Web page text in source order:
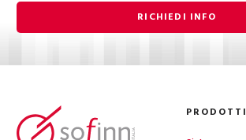
RICHIEDI INFO
PRODOTTI